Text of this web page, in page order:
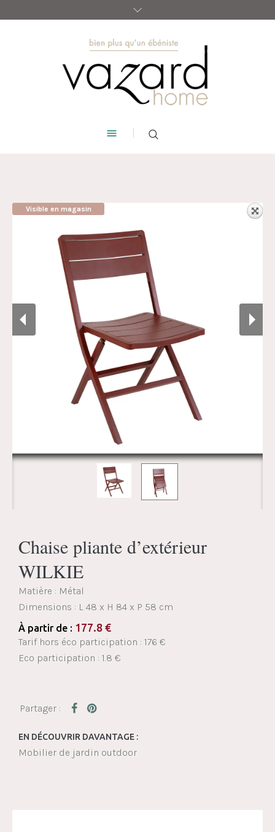
Visible en magasin
Chaise pliante d’extérieur
WILKIE
Matière : Métal
Dimensions : L 48 x H 84 x P 58 cm
À partir de : 177.8 €
Tarif hors éco participation : 176 €
Eco participation : 1.8 €
EN DÉCOUVRIR DAVANTAGE :
Mobilier de jardin outdoor